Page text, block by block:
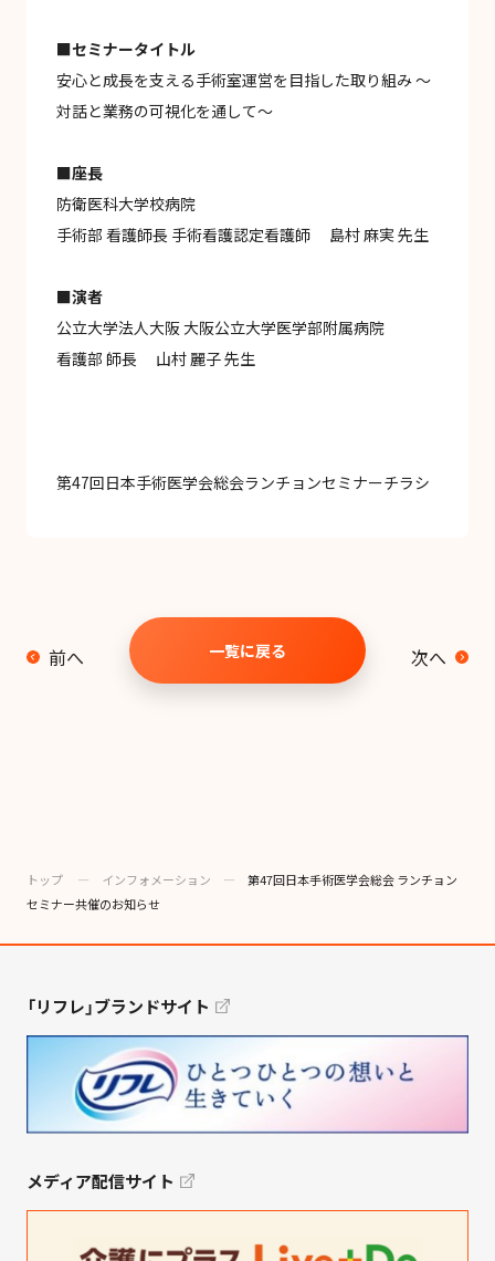
■セミナータイトル
安心と成長を支える手術室運営を目指した取り組み ～
対話と業務の可視化を通して～
■座長
防衛医科大学校病院
手術部 看護師長 手術看護認定看護師 島村 麻実 先生
■演者
公立大学法人大阪 大阪公立大学医学部附属病院
看護部 師長 山村 麗子 先生
第47回日本手術医学会総会ランチョンセミナーチラシ
前へ 一覧に戻る 次へ
トップ ― インフォメーション ― 第47回日本手術医学会総会 ランチョン
セミナー共催のお知らせ
「リフレ」ブランドサイト
メディア配信サイト